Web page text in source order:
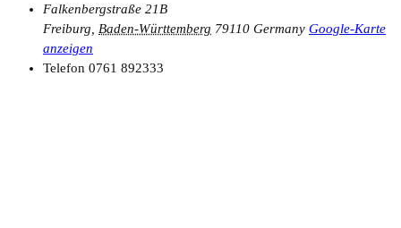
Falkenbergstraße 21B
Freiburg
Baden-Württemberg 79110 Germany Google-Karte
anzeigen
Telefon 0761 892333